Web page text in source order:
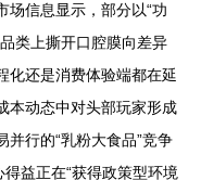
场信息显示，部分以“功
类上撕开口腔膜向差异
还是消费体验端都在延
本动态中对头部玩家形成
行的“乳粉大食品”竞争
益正在“获得政策型环境